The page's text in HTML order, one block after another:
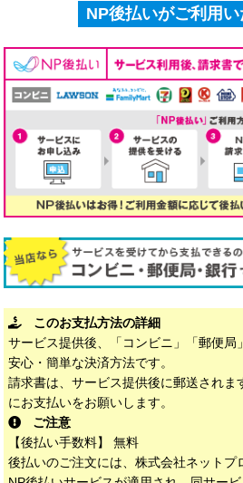
NP後払いがご利用
このお支払方法の詳細
サービス提供後、「コンビニ」「郵便局
安心・簡単な決済方法です。
請求書は、サービス提供後に郵送されま
にお支払いをお願いします。
ご注意
【後払い手数料】 無料
後払いのご注文には、株式会社ネットプ